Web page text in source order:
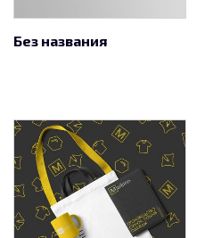
Без названия